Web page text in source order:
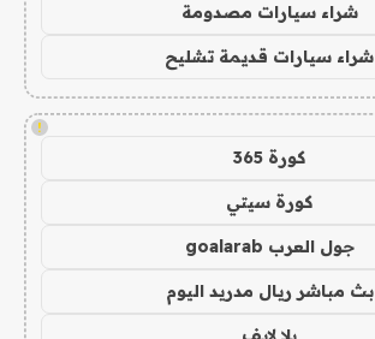
شراء سيارات مصدومة
شراء سيارات قديمة تشليح
!
كورة 365
كورة سيتي
جول العرب goalarab
بث مباشر ريال مدريد اليوم